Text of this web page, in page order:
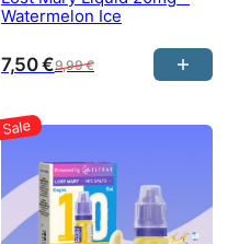
Watermelon Ice
9,99€
7,50€